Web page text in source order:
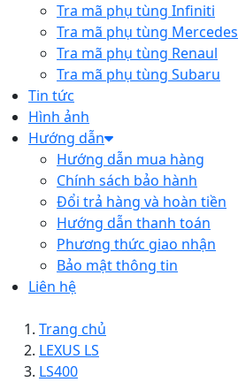
Tra mã phụ tùng Infiniti
Tra mã phụ tùng Mercedes
Tra mã phụ tùng Renaul
Tra mã phụ tùng Subaru
Tin tức
Hình ảnh
Hướng dẫn
Hướng dẫn mua hàng
Chính sách bảo hành
Đổi trả hàng và hoàn tiền
Hướng dẫn thanh toán
Phương thức giao nhận
Bảo mật thông tin
Liên hệ
Trang chủ
LEXUS LS
LS400